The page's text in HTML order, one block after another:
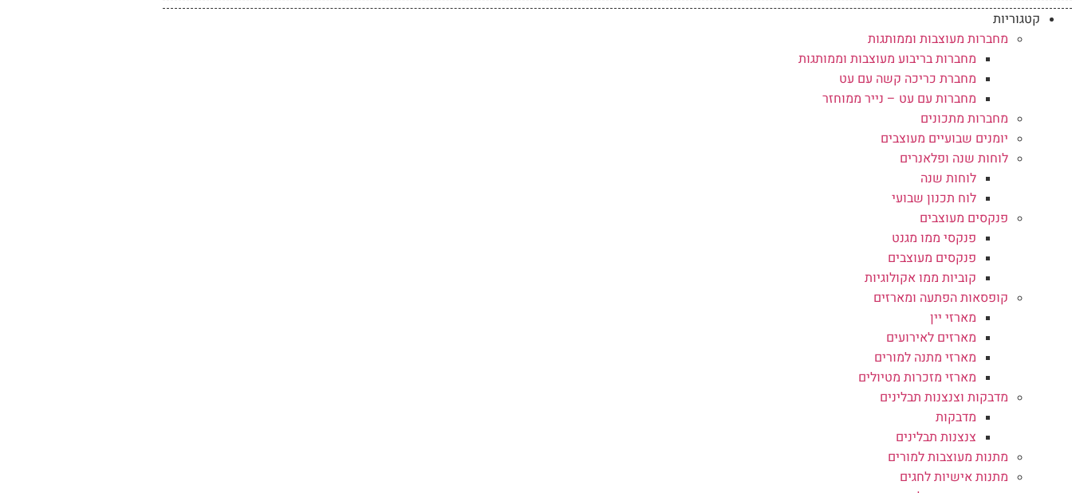
קטגוריות
מחברות מעוצבות וממותגות
מחברות בריבוע מעוצבות וממותגות
מחברת כריכה קשה עם עט
מחברות עם עט – נייר ממוחזר
מחברות מתכונים
יומנים שבועיים מעוצבים
לוחות שנה ופלאנרים
לוחות שנה
לוח תכנון שבועי
פנקסים מעוצבים
פנקסי ממו מגנט
פנקסים מעוצבים
קוביות ממו אקולוגיות
קופסאות הפתעה ומארזים
מארזי יין
מארזים לאירועים
מארזי מתנה למורים
מארזי מזכרות מטיולים
מדבקות וצנצנות תבלינים
מדבקות
צנצנות תבלינים
מתנות מעוצבות למורים
מתנות אישיות לחגים